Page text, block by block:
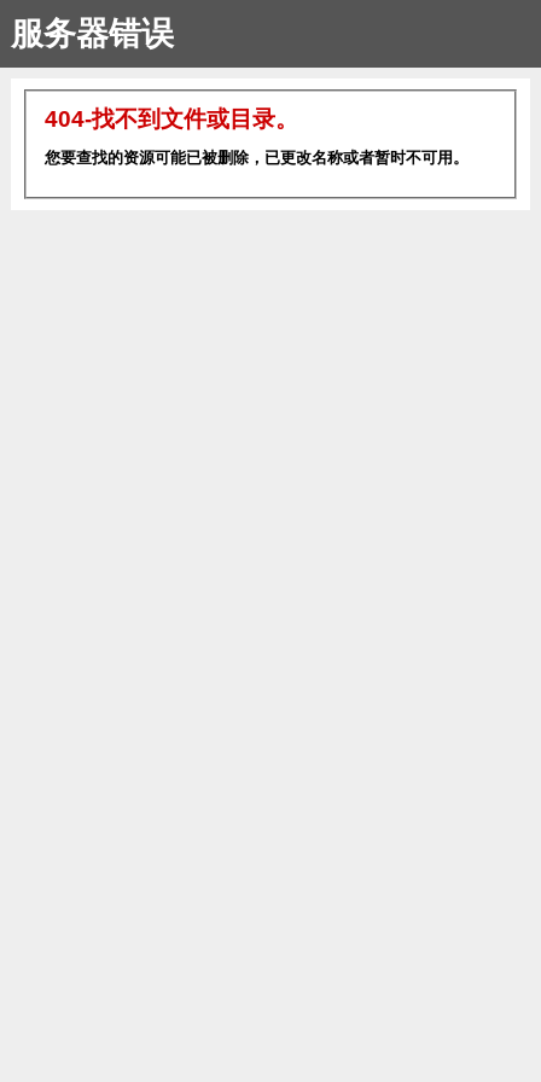
服务器错误
404-找不到文件或目录。
您要查找的资源可能已被删除，已更改名称或者暂时不可用。